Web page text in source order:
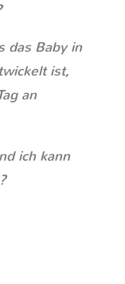
das Baby in
ist,
an
ich kann